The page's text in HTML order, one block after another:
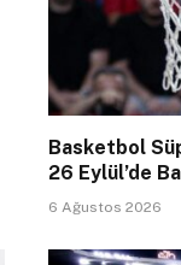
Basketbol
26 Eylül’de
6 Ağustos 2026